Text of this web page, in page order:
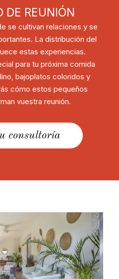
DE REUNIÓN
se cultivan relaciones y se
La distribución del
estas experiencias.
para tu próxima comida
bajoplatos coloridos y
cómo estos pequeños
vuestra reunión.
consultoría